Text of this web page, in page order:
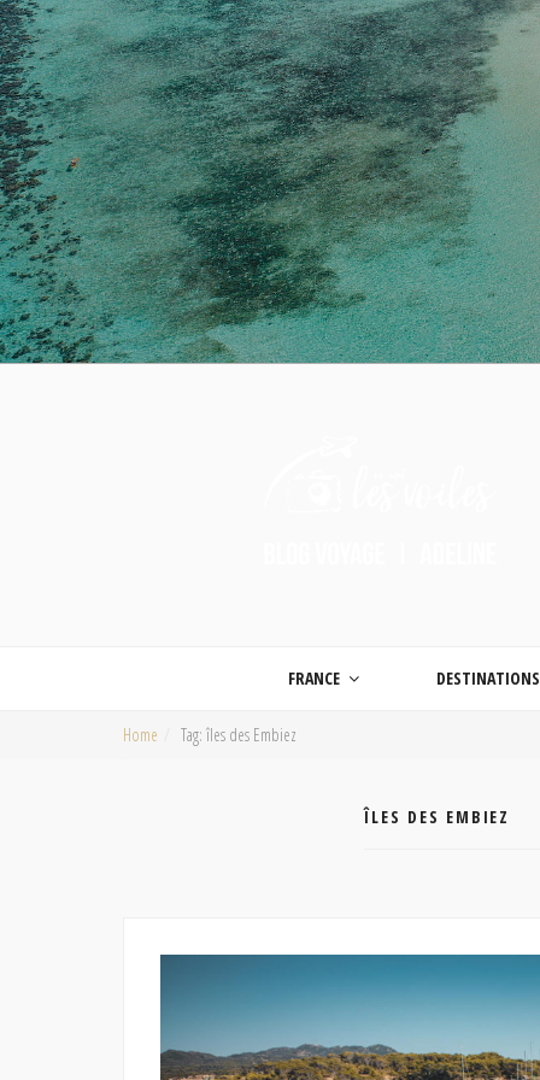
FRANCE DESTINATIONS
Home Tag: îles des Embiez
ÎLES DES EMBIEZ